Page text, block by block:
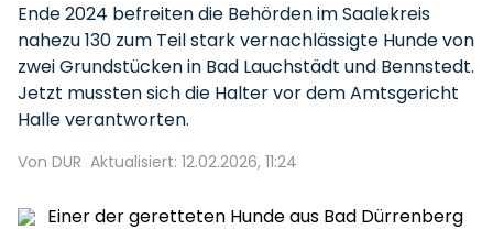
Ende 2024 befreiten die Behörden im Saalekreis
nahezu 130 zum Teil stark vernachlässigte Hunde von
zwei Grundstücken in Bad Lauchstädt und Bennstedt.
Jetzt mussten sich die Halter vor dem Amtsgericht
Halle verantworten.
Von DUR Aktualisiert: 12.02.2026, 11:24